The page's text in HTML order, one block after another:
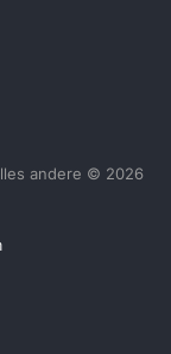
andere © 2026